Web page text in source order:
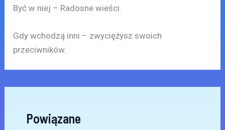
Być w niej – Radosne wieści.
Gdy wchodzą inni – zwyciężysz swoich
przeciwników.
Powiązane